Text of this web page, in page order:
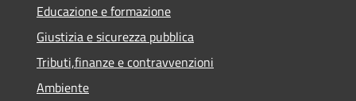
Educazione e formazione
Giustizia e sicurezza pubblica
Tributi,finanze e contravvenzioni
Ambiente